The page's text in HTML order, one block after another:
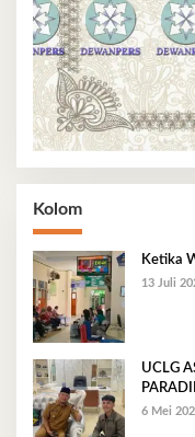
Kolom
Ketika
13 Juli
UCLG
6 Mei